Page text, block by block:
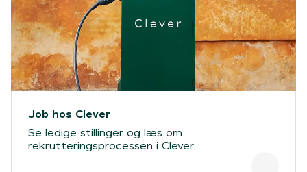
Job hos Clever
Se ledige stillinger og læs om
rekrutteringsprocessen i Clever.